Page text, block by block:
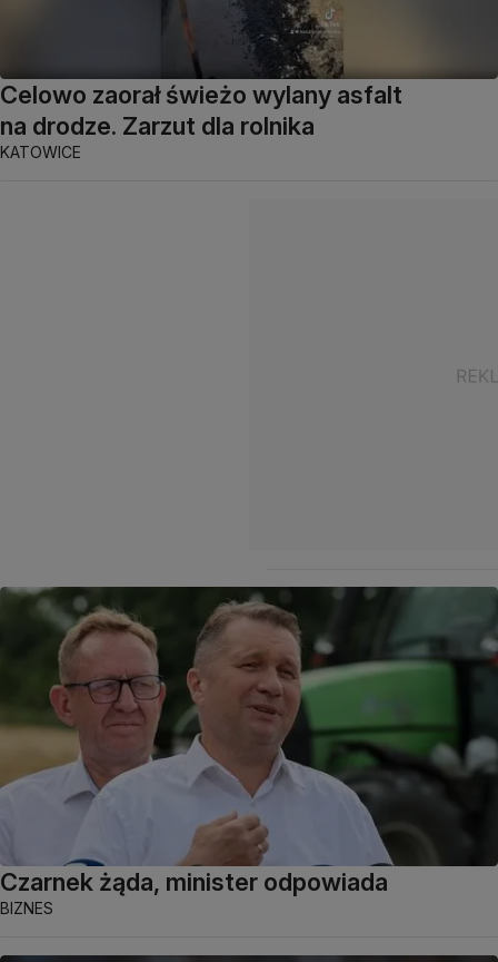
Celowo zaorał świeżo wylany asfalt
na drodze. Zarzut dla rolnika
KATOWICE
Czarnek żąda, minister odpowiada
BIZNES